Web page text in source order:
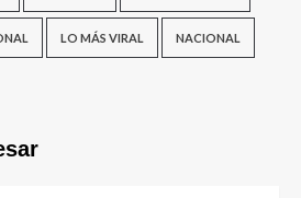
LO MÁS VIRAL NACIONAL